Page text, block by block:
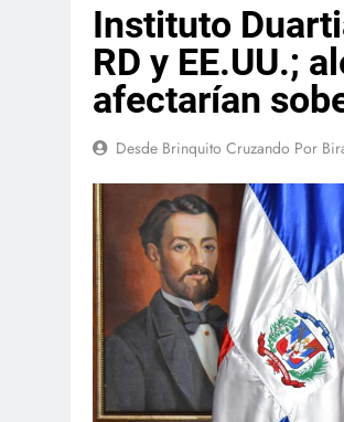
Instituto
RD y EE.UU.;
afectarían
Desde Brinquito Cruzando Por